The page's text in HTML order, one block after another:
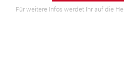
Für weitere Infos werdet Ihr auf die